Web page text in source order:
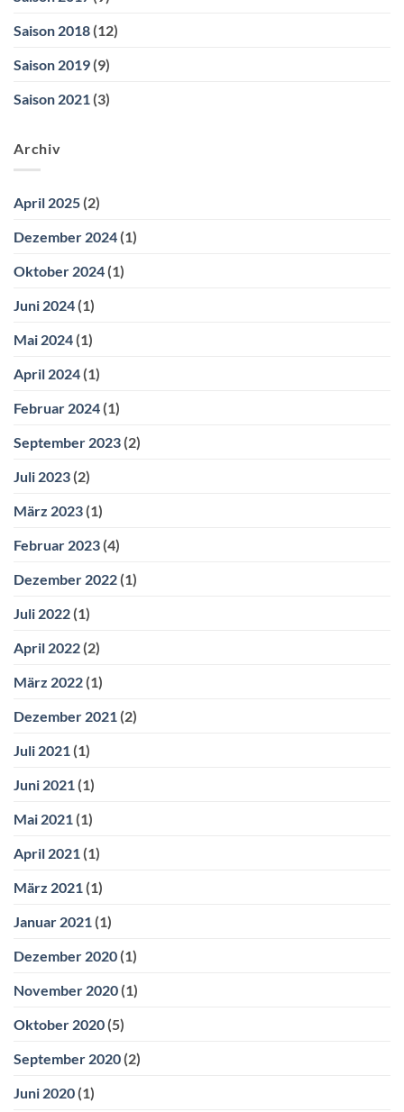
Saison 2018 (12)
Saison 2019 (9)
Saison 2021 (3)
Archiv
April 2025 (2)
Dezember 2024 (1)
Oktober 2024 (1)
Juni 2024 (1)
Mai 2024 (1)
April 2024 (1)
Februar 2024 (1)
September 2023 (2)
Juli 2023 (2)
März 2023 (1)
Februar 2023 (4)
Dezember 2022 (1)
Juli 2022 (1)
April 2022 (2)
März 2022 (1)
Dezember 2021 (2)
Juli 2021 (1)
Juni 2021 (1)
Mai 2021 (1)
April 2021 (1)
März 2021 (1)
Januar 2021 (1)
Dezember 2020 (1)
November 2020 (1)
Oktober 2020 (5)
September 2020 (2)
Juni 2020 (1)